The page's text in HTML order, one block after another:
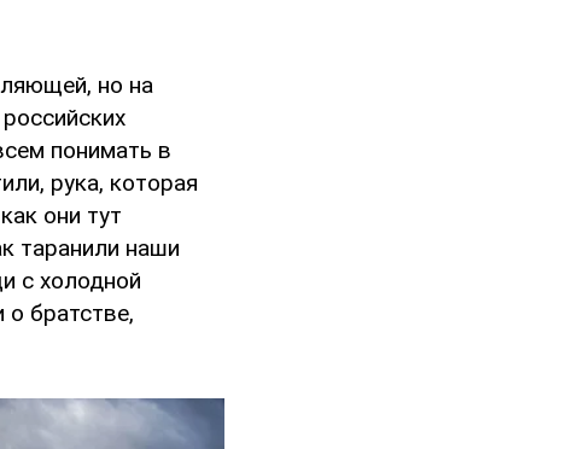
но на
понимать в
рука, которая
они тут
таранили наши
с холодной
братстве,